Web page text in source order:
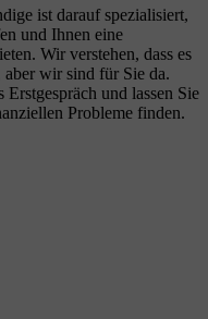
ist darauf spezialisiert,
und Ihnen eine
Wir verstehen, dass es
wir sind für Sie da.
und lassen Sie
Probleme finden.